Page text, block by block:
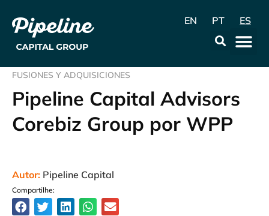
EN PT ES
FUSIONES Y ADQUISICIONES
Pipeline Capital Advisors
Corebiz Group por WPP
Autor: Pipeline Capital
Compartilhe: